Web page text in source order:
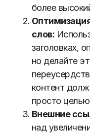
более
слов:
заголовках,
но делайте
контент
просто
Внешние
над